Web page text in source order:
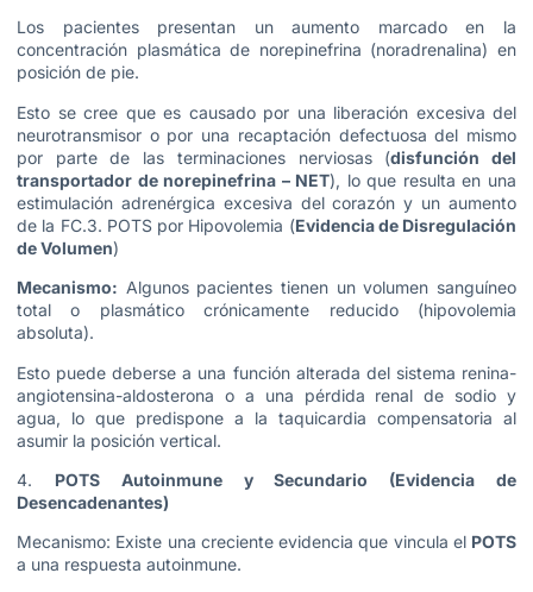
Los pacientes presentan un aumento marcado en la
concentración plasmática de norepinefrina (noradrenalina) en
posición de pie.
Esto se cree que es causado por una liberación excesiva del
neurotransmisor o por una recaptación defectuosa del mismo
por parte de las terminaciones nerviosas (disfunción del
transportador de norepinefrina – NET), lo que resulta en una
estimulación adrenérgica excesiva del corazón y un aumento
de la FC.3. POTS por Hipovolemia (Evidencia de Disregulación
de Volumen)
Mecanismo: Algunos pacientes tienen un volumen sanguíneo
total o plasmático crónicamente reducido (hipovolemia
absoluta).
Esto puede deberse a una función alterada del sistema renina-
angiotensina-aldosterona o a una pérdida renal de sodio y
agua, lo que predispone a la taquicardia compensatoria al
asumir la posición vertical.
4. POTS Autoinmune y Secundario (Evidencia de
Desencadenantes)
Mecanismo: Existe una creciente evidencia que vincula el POTS
a una respuesta autoinmune.